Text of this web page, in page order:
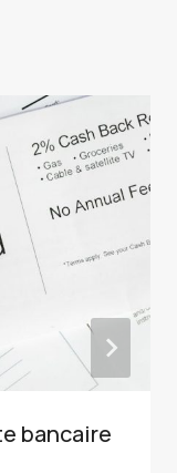
bancaire